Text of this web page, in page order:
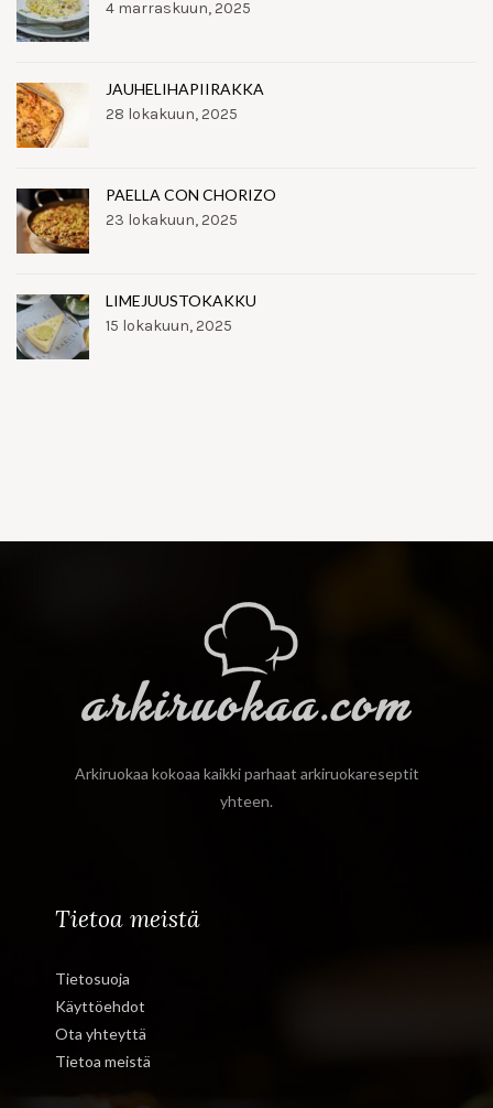
4 marraskuun, 2025
JAUHELIHAPIIRAKKA
28 lokakuun, 2025
PAELLA CON CHORIZO
23 lokakuun, 2025
LIMEJUUSTOKAKKU
15 lokakuun, 2025
Arkiruokaa kokoaa kaikki parhaat arkiruokareseptit
yhteen.
Tietoa meistä
Tietosuoja
Käyttöehdot
Ota yhteyttä
Tietoa meistä